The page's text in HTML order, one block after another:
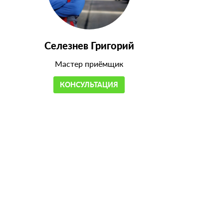
Селезнев Григорий
Мастер приёмщик
КОНСУЛЬТАЦИЯ